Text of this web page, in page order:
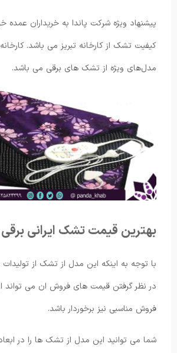
پیشنهاد ویژه شرکت پاندا به خریداران
کیفیت تشک از کارخانه تبریز می باشد. کارخانه
مدل‌های ویژه از تشک های برقی می باشد.
بهترین قیمت تشک ایرانی برقی
با توجه به اینکه این مدل از تشک از
در نظر گرفتن قیمت های فروش ان می تواند
فروش مناسبی نیز برخوردار باشد.
شما می توانید این مدل از تشک ها را در